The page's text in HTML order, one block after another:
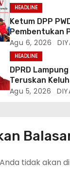
HEADLINE
Ketum DPP
Pembentukan
Berikut
Kegiatannya
Agu 6, 2026
HEADLINE
DPRD
Teruskan
Dinas Terkait,
Agu 5, 2026
tidak akan